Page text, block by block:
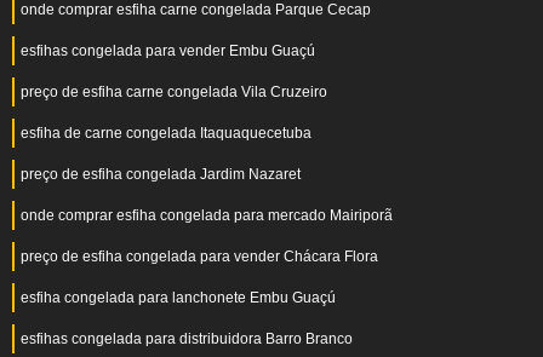
onde comprar esfiha carne congelada Parque Cecap
esfihas congelada para vender Embu Guaçú
preço de esfiha carne congelada Vila Cruzeiro
esfiha de carne congelada Itaquaquecetuba
preço de esfiha congelada Jardim Nazaret
onde comprar esfiha congelada para mercado Mairiporã
preço de esfiha congelada para vender Chácara Flora
esfiha congelada para lanchonete Embu Guaçú
esfihas congelada para distribuidora Barro Branco